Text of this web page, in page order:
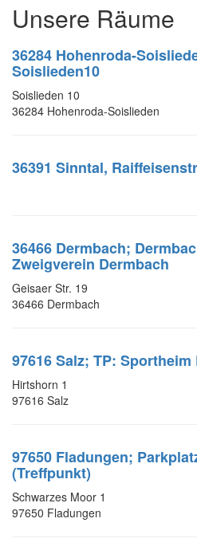
Unsere Räume
36284 Hohenroda-
Soislieden10
Soislieden 10
36284 Hohenroda-Soislieden
36391 Sinntal,
36466 Dermbach;
Zweigverein Dermbach
Geisaer Str. 19
36466 Dermbach
97616 Salz; TP:
Hirtshorn 1
97616 Salz
97650 Fladungen;
(Treffpunkt)
Schwarzes Moor 1
97650 Fladungen